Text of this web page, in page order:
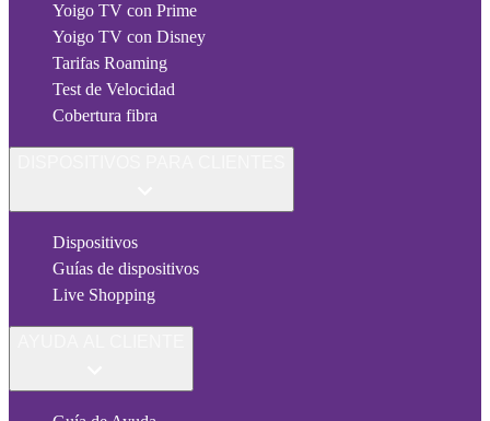
Yoigo TV con Prime
Yoigo TV con Disney
Tarifas Roaming
Test de Velocidad
Cobertura fibra
Dispositivos
Guías de dispositivos
Live Shopping